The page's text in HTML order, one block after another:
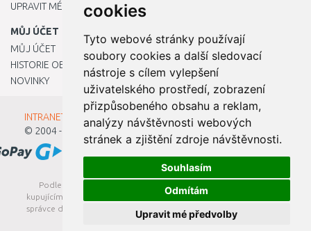
cookies
Tyto webové stránky používají
soubory cookies a další sledovací
nástroje s cílem vylepšení
uživatelského prostředí, zobrazení
přizpůsobeného obsahu a reklam,
analýzy návštěvnosti webových
stránek a zjištění zdroje návštěvnosti.
Souhlasím
Odmítám
Upravit mé předvolby
UPRAVIT MÉ PŘEDVOLBY COOKIES
MŮJ ÚČET
MŮJ ÚČET
HISTORIE OBJEDNÁVEK
NOVINKY
INTRANET - Přihlášení pro zaměstnance
© 2004 - 2026
Kamody s.r.o.
Podle zákona o evidenci tržeb je prodávající povinen vystavit
kupujícímu účtenku. Zároveň je povinen zaevidovat přijatou tržbu u
správce daně online; v případě technického výpadku pak nejpozději
do 48 hodin.